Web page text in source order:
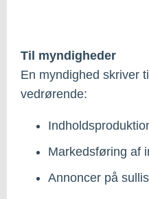
Til myndigheder
En myndighed skriver
vedrørende:
Markedsføring af
Annoncer på